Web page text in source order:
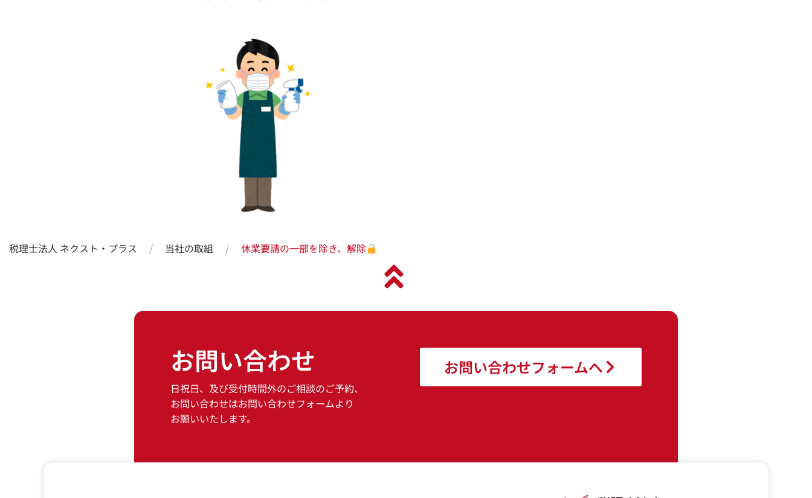
税理士法人 ネクスト・プラス 当社の取組 休業要請の一部を除き、解除
お問い合わせ
日祝日、及び受付時間外のご相談のご予約、
お問い合わせはお問い合わせフォームより
お願いいたします。
お問い合わせフォームへ